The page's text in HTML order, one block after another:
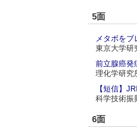
5面
メタボを
東京大学研
前立腺癌発
理化学研究
【短信】
科学技術振
6面